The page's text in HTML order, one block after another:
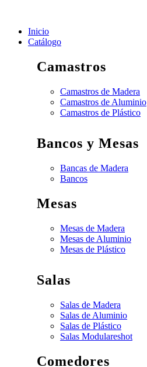
Inicio
Catálogo
Camastros
Camastros de Madera
Camastros de Aluminio
Camastros de Plástico
Bancos y Mesas
Bancas de Madera
Bancos
Mesas
Mesas de Madera
Mesas de Aluminio
Mesas de Plástico
Salas
Salas de Madera
Salas de Aluminio
Salas de Plástico
Salas Modulareshot
Comedores